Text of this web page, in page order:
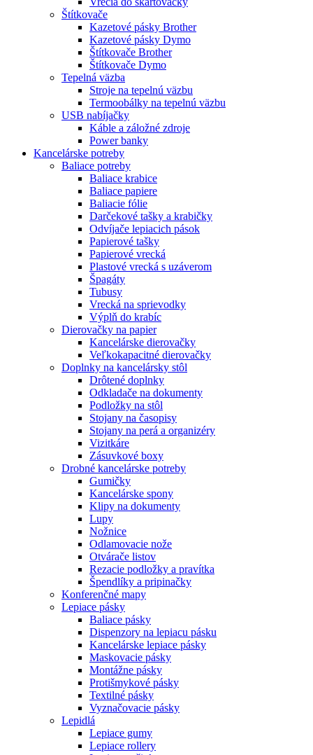
Štítkovače
Kazetové pásky Brother
Kazetové pásky Dymo
Štítkovače Brother
Štítkovače Dymo
Tepelná väzba
Stroje na tepelnú väzbu
Termoobálky na tepelnú väzbu
USB nabíjačky
Káble a záložné zdroje
Power banky
Kancelárske potreby
Baliace potreby
Baliace krabice
Baliace papiere
Baliacie fólie
Darčekové tašky a krabičky
Odvíjače lepiacich pások
Papierové tašky
Papierové vrecká
Plastové vrecká s uzáverom
Špagáty
Tubusy
Vrecká na sprievodky
Výplň do krabíc
Dierovačky na papier
Kancelárske dierovačky
Veľkokapacitné dierovačky
Doplnky na kancelársky stôl
Drôtené doplnky
Odkladače na dokumenty
Podložky na stôl
Stojany na časopisy
Stojany na perá a organizéry
Vizitkáre
Zásuvkové boxy
Drobné kancelárske potreby
Gumičky
Kancelárske spony
Klipy na dokumenty
Lupy
Nožnice
Odlamovacie nože
Otvárače listov
Rezacie podložky a pravítka
Špendlíky a pripinačky
Konferenčné mapy
Lepiace pásky
Baliace pásky
Dispenzory na lepiacu pásku
Kancelárske lepiace pásky
Maskovacie pásky
Montážne pásky
Protišmykové pásky
Textilné pásky
Vyznačovacie pásky
Lepidlá
Lepiace gumy
Lepiace rollery